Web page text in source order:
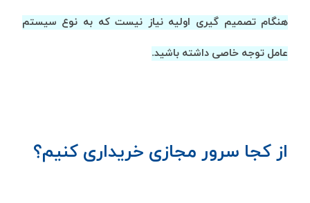
هنگام تصمیم گیری اولیه نیاز نیست که به نوع سیستم
عامل توجه خاصی داشته باشید.
از کجا سرور مجازی خریداری کنیم؟